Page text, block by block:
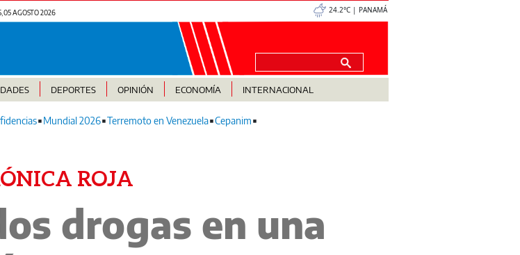
05 AGOSTO 2026 24.2°C | PANAMÁ
DEPORTES OPINIÓN ECONOMÍA INTERNACIONAL
Mundial 2026 Terremoto en Venezuela Cepanim
ROJA
drogas en una